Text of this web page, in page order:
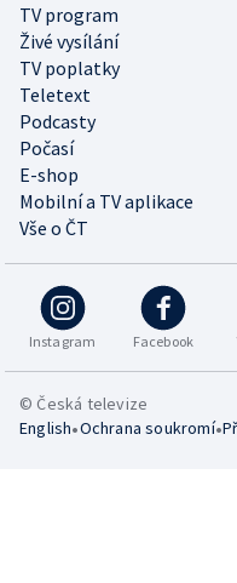
TV program
Živé vysílání
TV poplatky
Teletext
Podcasty
Počasí
E-shop
Mobilní a TV aplikace
Vše o ČT
Instagram Facebook
© Česká televize
English•Ochrana soukromí•